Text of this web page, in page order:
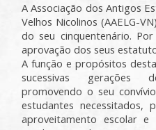
A Associação dos Antigos
Velhos Nicolinos (AAELG-
do seu cinquentenário.
aprovação dos seus
A função e propósitos
sucessivas gerações
promovendo o seu
estudantes
aproveitamento escolar